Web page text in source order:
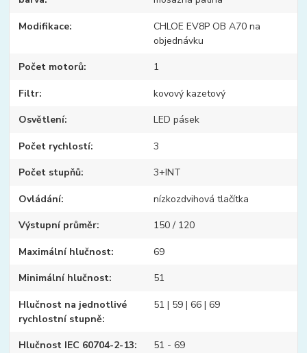
Modifikace
CHLOE EV8P OB A70 na
objednávku
Počet motorů 1
Filtr kovový kazetový
Osvětlení LED pásek
Počet rychlostí 3
Počet stupňů 3+INT
Ovládání nízkozdvihová tlačítka
Výstupní průměr 150 / 120
Maximální hlučnost 69
Minimální hlučnost 51
Hlučnost na jednotlivé
rychlostní stupně
51 | 59 | 66 | 69
Hlučnost IEC 60704-2-13 51 - 69